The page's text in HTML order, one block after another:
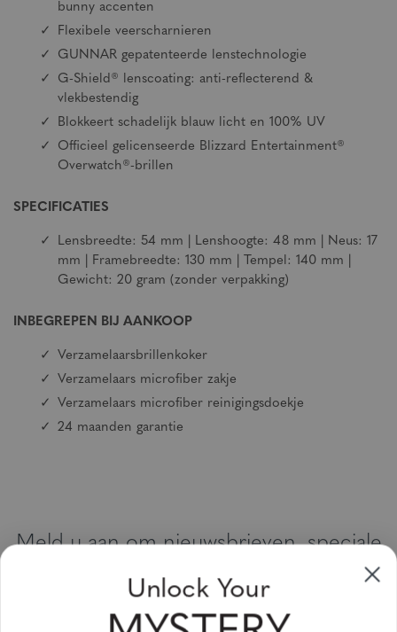
bunny accenten
Flexibele veerscharnieren
GUNNAR gepatenteerde lenstechnologie
G-Shield® lenscoating: anti-reflecterend &
vlekbestendig
Blokkeert schadelijk blauw licht en 100% UV
Officieel gelicenseerde Blizzard Entertainment®
Overwatch®-brillen
SPECIFICATIES
Lensbreedte: 54 mm | Lenshoogte: 48 mm | Neus: 17
mm | Framebreedte: 130 mm | Tempel: 140 mm |
Gewicht: 20 gram (zonder verpakking)
INBEGREPEN BIJ AANKOOP
Verzamelaarsbrillenkoker
Verzamelaars microfiber zakje
Verzamelaars microfiber reinigingsdoekje
24 maanden garantie
Meld u aan om nieuwsbrieven, speciale
aanbiedingen en kortingsbonnen te
ontvangen
Vul uw email adres in en schrijf u in!
Unlock Your